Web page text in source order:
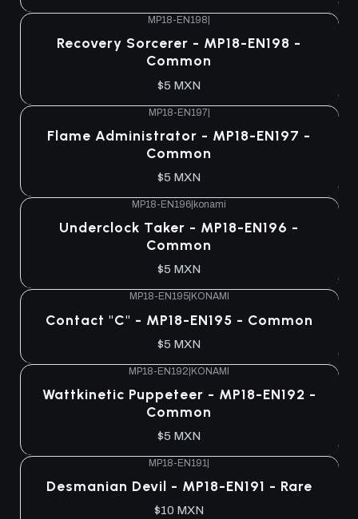
MP18-EN198
Recovery Sorcerer - MP18-EN198 -
Common
$5 MXN
MP18-EN197|
Flame Administrator - MP18-EN197 -
Common
$5 MXN
MP18-EN196 konami
Underclock Taker - MP18-EN196 -
Common
$5 MXN
MP18-EN195| KONAMI
Contact "C" - MP18-EN195 - Common
$5 MXN
MP18-EN192|KONAMI
Wattkinetic Puppeteer - MP18-EN192 -
Common
$5 MXN
MP18-EN191
Desmanian Devil - MP18-EN191 - Rare
$10 MXN